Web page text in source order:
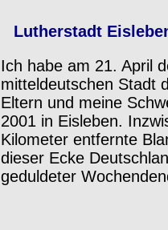
Lutherstadt
Ich habe am 21. April
mitteldeutschen Stadt
Eltern und meine
2001 in Eisleben.
Kilometer entfernte
dieser Ecke
geduldeter